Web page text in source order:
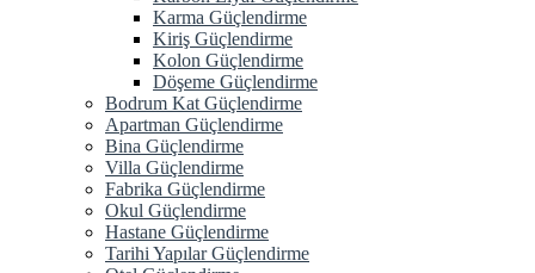
Karma Güçlendirme
Kiriş Güçlendirme
Kolon Güçlendirme
Döşeme Güçlendirme
Bodrum Kat Güçlendirme
Apartman Güçlendirme
Bina Güçlendirme
Villa Güçlendirme
Fabrika Güçlendirme
Okul Güçlendirme
Hastane Güçlendirme
Tarihi Yapılar Güçlendirme